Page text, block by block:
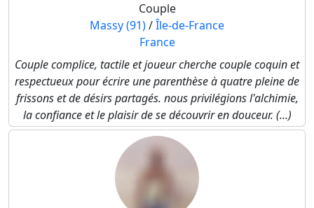
Couple
Massy (91)/Île-de-France
France
Couple complice, tactile et joueur cherche couple coquin et
respectueux pour écrire une parenthèse à quatre pleine de
frissons et de désirs partagés. nous privilégions l'alchimie,
la confiance et le plaisir de se découvrir en douceur. (...)